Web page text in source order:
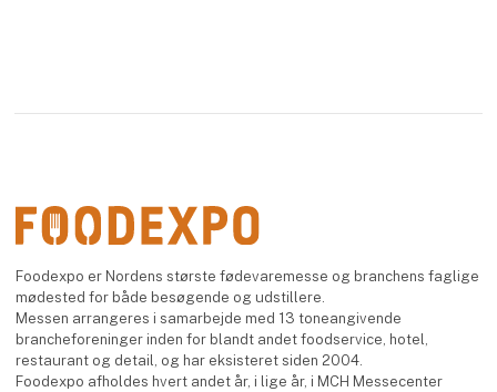
Foodexpo er Nordens største fødevaremesse og branchens faglige
mødested for både besøgende og udstillere.
Messen arrangeres i samarbejde med 13 toneangivende
brancheforeninger inden for blandt andet foodservice, hotel,
restaurant og detail, og har eksisteret siden 2004.
Foodexpo afholdes hvert andet år, i lige år, i MCH Messecenter